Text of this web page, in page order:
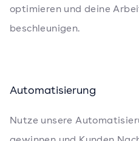
optimieren und deine
beschleunigen.
Automatisierung
Nutze unsere